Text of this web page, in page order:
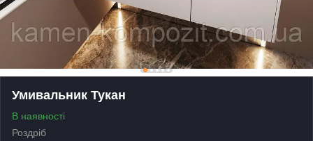
Умивальник Тукан
В наявності
Роздріб